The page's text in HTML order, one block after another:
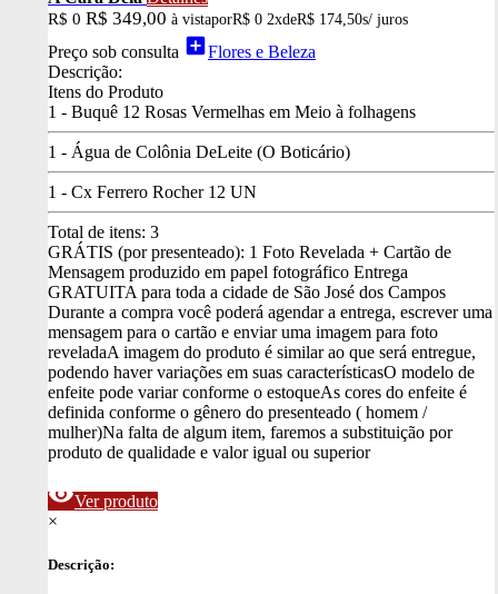
R$ 0 R$ 349,00 à vistaporR$ 0 2xdeR$ 174,50s/ juros
Preço sob consulta add_boxFlores e Beleza
Descrição:
Itens do Produto
1 - Buquê 12 Rosas Vermelhas em Meio à folhagens
1 - Água de Colônia DeLeite (O Boticário)
1 - Cx Ferrero Rocher 12 UN
Total de itens: 3
GRÁTIS (por presenteado): 1 Foto Revelada + Cartão de
Mensagem produzido em papel fotográfico Entrega
GRATUITA para toda a cidade de São José dos Campos
Durante a compra você poderá agendar a entrega, escrever uma
mensagem para o cartão e enviar uma imagem para foto
reveladaA imagem do produto é similar ao que será entregue,
podendo haver variações em suas característicasO modelo de
enfeite pode variar conforme o estoqueAs cores do enfeite é
definida conforme o gênero do presenteado ( homem /
mulher)Na falta de algum item, faremos a substituição por
produto de qualidade e valor igual ou superior
visibilityVer produto
×
Descrição: